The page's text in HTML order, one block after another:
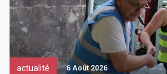
actualité 6 Août 2026